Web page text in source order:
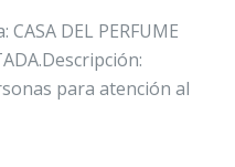
DEL PERFUME
para atención al